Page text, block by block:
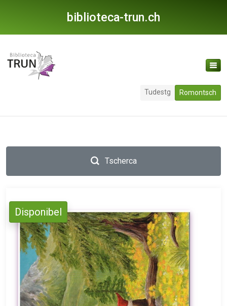
biblioteca-trun.ch
Tudestg Romontsch
Tscherca
Disponibel